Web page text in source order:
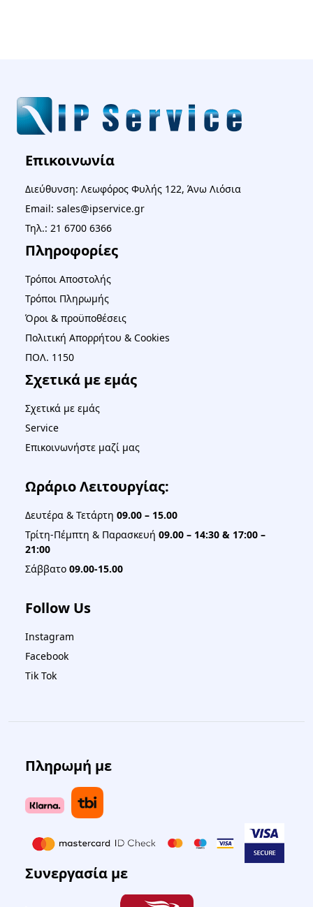
Επικοινωνία
Διεύθυνση: Λεωφόρος Φυλής 122, Άνω Λιόσια
Email: sales@ipservice.gr
Τηλ.: 21 6700 6366
Πληροφορίες
Τρόποι Αποστολής
Τρόποι Πληρωμής
Όροι & προϋποθέσεις
Πολιτική Απορρήτου & Cookies
ΠΟΛ. 1150
Σχετικά με εμάς
Σχετικά με εμάς
Service
Επικοινωνήστε μαζί μας
Ωράριο Λειτουργίας:
Δευτέρα & Τετάρτη 09.00 – 15.00
Τρίτη-Πέμπτη & Παρασκευή 09.00 – 14:30 & 17:00 –
21:00
Σάββατο 09.00-15.00
Follow Us
Instagram
Facebook
Tik Tok
Πληρωμή με
Συνεργασία με